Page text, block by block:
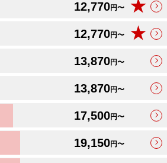
12,770円〜 ★
12,770円〜 ★
13,870円〜
13,870円〜
17,500円〜
19,150円〜